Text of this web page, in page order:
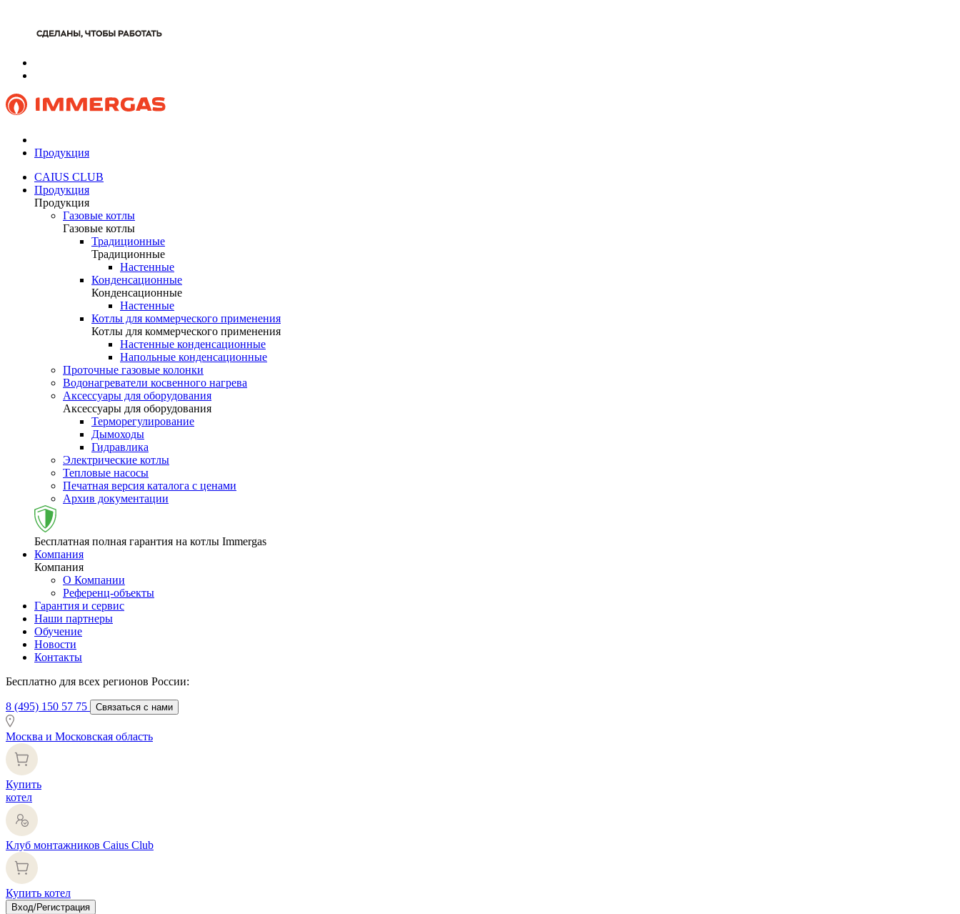
Продукция
CAIUS CLUB
Продукция
Продукция
Газовые котлы
Газовые котлы
Традиционные
Традиционные
Настенные
Конденсационные
Конденсационные
Настенные
Котлы для коммерческого применения
Котлы для коммерческого применения
Настенные конденсационные
Напольные конденсационные
Проточные газовые колонки
Водонагреватели косвенного нагрева
Аксессуары для оборудования
Аксессуары для оборудования
Терморегулирование
Дымоходы
Гидравлика
Электрические котлы
Тепловые насосы
Печатная версия каталога с ценами
Архив документации
Бесплатная полная гарантия на котлы Immergas
Компания
Компания
О Компании
Референц-объекты
Гарантия и сервис
Наши партнеры
Обучение
Новости
Контакты
Бесплатно для всех регионов России:
8 (495) 150 57 75 Связаться с нами
Москва и Московская область
Купить
котел
Клуб монтажников Caius Club
Купить котел
Вход/Регистрация